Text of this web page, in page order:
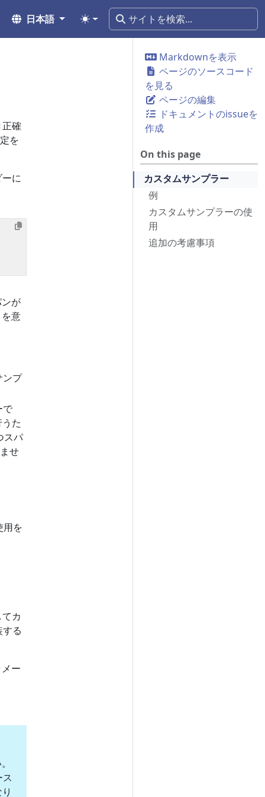
日本語
Markdownを表示
ページのソースコード
を見る
ページの編集
ドキュメントのissueを
作成
On this page
カスタムサンプラー
例
カスタムサンプラーの使
用
追加の考慮事項
確
を
に
が
意
ンプ
で
た
スパ
せ
用を
カ
る
ー